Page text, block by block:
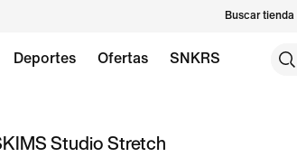
Buscar tienda
Deportes Ofertas SNKRS
8 Studio Stretch